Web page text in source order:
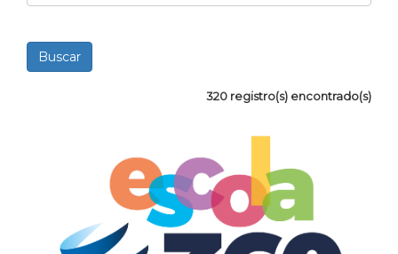
320 registro(s) encontrado(s)